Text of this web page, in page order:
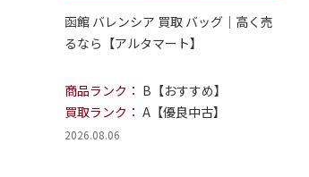
函館 バレンシア 買取 バッグ｜高く売
るなら【アルタマート】
商品ランク： B【おすすめ】
買取ランク： A【優良中古】
2026.08.06